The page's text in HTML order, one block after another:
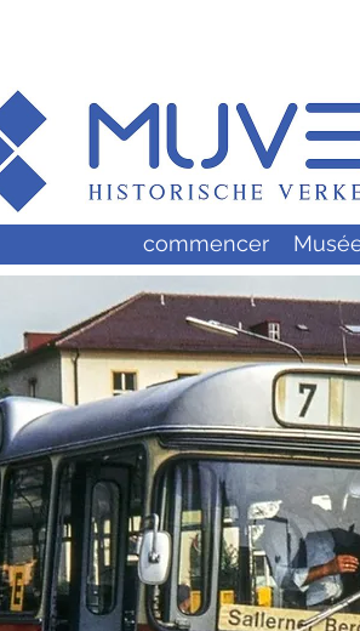
commencer